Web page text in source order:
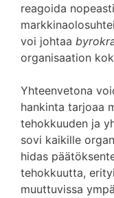
reagoida
voi johtaa
organisaation
Yhteenvetona
hankinta tarjoaa
tehokkuuden ja
sovi kaikille
hidas
tehokkuutta,
muuttuvissa